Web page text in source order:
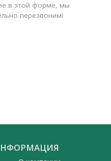
в этой форме, мы
перезвоним!